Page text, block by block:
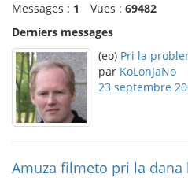
Messages : 1 Vues : 69482
Derniers messages
(eo) Pri la
par KoLonJaNo
23 septembre
Amuza filmeto pri la dana